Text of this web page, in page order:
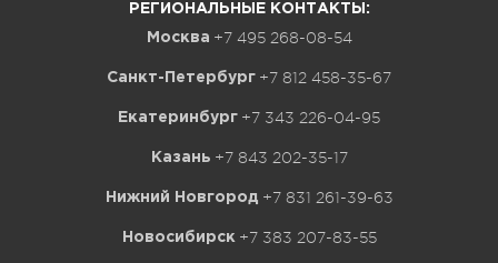
РЕГИОНАЛЬНЫЕ КОНТАКТЫ:
Москва +7 495 268-08-54
Санкт-Петербург +7 812 458-35-67
Екатеринбург +7 343 226-04-95
Казань +7 843 202-35-17
Нижний Новгород +7 831 261-39-63
Новосибирск +7 383 207-83-55